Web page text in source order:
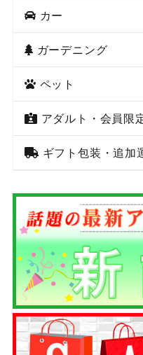
カー
ガーデニング
ペット
アダルト・会員限
ギフト包装・追加